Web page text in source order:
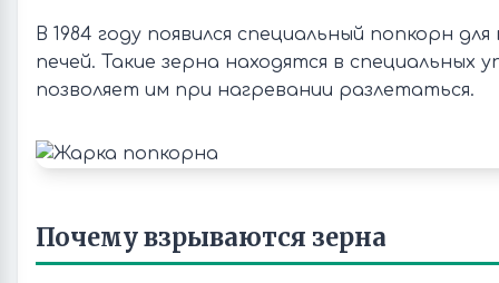
В 1984 году появился специальный попкорн
печей. Такие зерна находятся в специальных
позволяет им при нагревании разлетаться.
Почему взрываются зерна